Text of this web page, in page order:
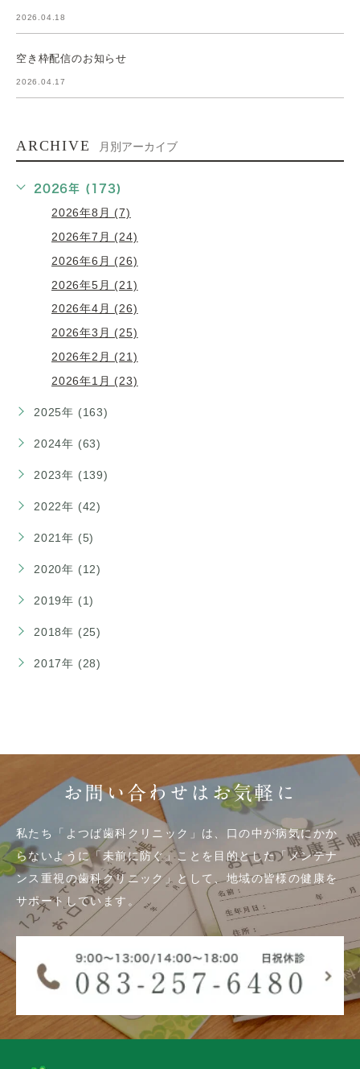
2026.04.18
空き枠配信のお知らせ
2026.04.17
ARCHIVE 月別アーカイブ
2026年 (173)
2026年8月 (7)
2026年7月 (24)
2026年6月 (26)
2026年5月 (21)
2026年4月 (26)
2026年3月 (25)
2026年2月 (21)
2026年1月 (23)
2025年 (163)
2024年 (63)
2023年 (139)
2022年 (42)
2021年 (5)
2020年 (12)
2019年 (1)
2018年 (25)
2017年 (28)
お問い合わせはお気軽に
私たち「よつば歯科クリニック」は、口の中が病気にかか
らないように「未前に防ぐ」ことを目的とした「メンテナ
ンス重視の歯科クリニック」として、地域の皆様の健康を
サポートしています。